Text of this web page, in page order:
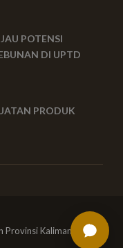
POTENSI
DI UPTD
PRODUK
Provinsi Kalimantan